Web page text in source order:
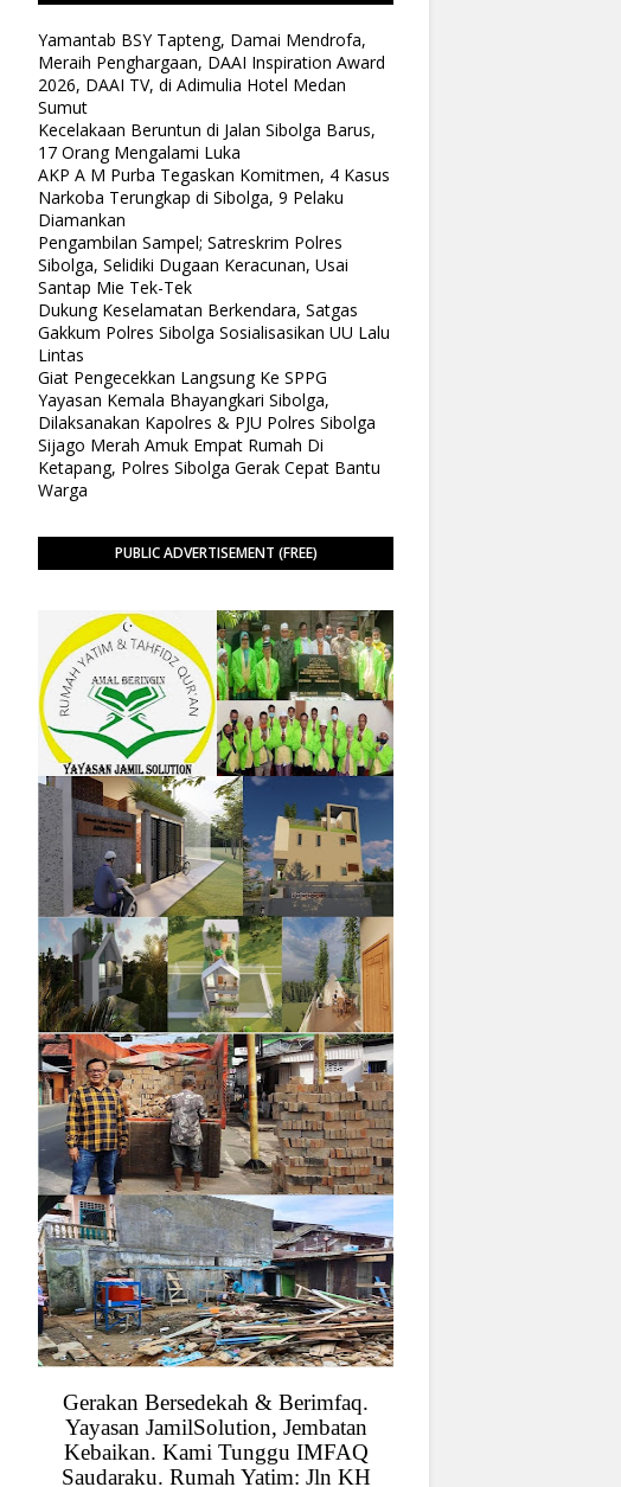
Yamantab BSY Tapteng, Damai Mendrofa,
Meraih Penghargaan, DAAI Inspiration Award
2026, DAAI TV, di Adimulia Hotel Medan
Sumut
Kecelakaan Beruntun di Jalan Sibolga Barus,
17 Orang Mengalami Luka
AKP A M Purba Tegaskan Komitmen, 4 Kasus
Narkoba Terungkap di Sibolga, 9 Pelaku
Diamankan
Pengambilan Sampel; Satreskrim Polres
Sibolga, Selidiki Dugaan Keracunan, Usai
Santap Mie Tek-Tek
Dukung Keselamatan Berkendara, Satgas
Gakkum Polres Sibolga Sosialisasikan UU Lalu
Lintas
Giat Pengecekkan Langsung Ke SPPG
Yayasan Kemala Bhayangkari Sibolga,
Dilaksanakan Kapolres & PJU Polres Sibolga
Sijago Merah Amuk Empat Rumah Di
Ketapang, Polres Sibolga Gerak Cepat Bantu
Warga
PUBLIC ADVERTISEMENT (FREE)
Gerakan Bersedekah & Berimfaq.
Yayasan JamilSolution, Jembatan
Kebaikan. Kami Tunggu IMFAQ
Saudaraku. Rumah Yatim: Jln KH